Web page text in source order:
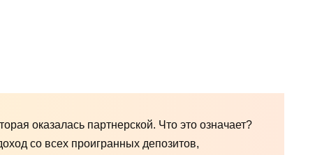
оказалась партнерской. Что это означает?
со всех проигранных депозитов,